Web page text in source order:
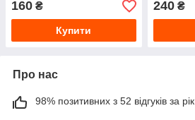
160 ₴
Купити
240₴
Про нас
98% позитивних з 52 відгуків за рік